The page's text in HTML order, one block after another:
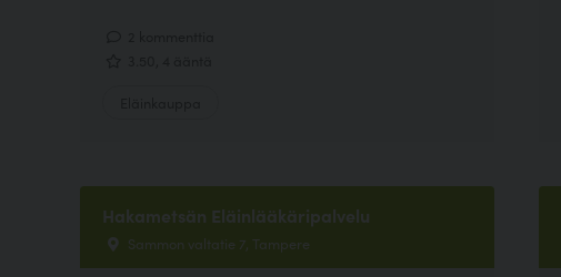
Hakametsän Eläinlääkäripalvelu
Sammon valtatie 7, Tampere